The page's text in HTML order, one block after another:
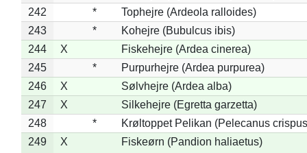
242
*
Tophejre (Ardeola ralloides)
243
*
Kohejre (Bubulcus ibis)
244
X
Fiskehejre (Ardea cinerea)
245
*
Purpurhejre (Ardea purpurea)
246
X
Sølvhejre (Ardea alba)
247
X
Silkehejre (Egretta garzetta)
248
*
Krøltoppet Pelikan (Pelecanus
249
X Fiskeørn (Pandion haliaetus)